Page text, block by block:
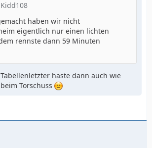
haben wir nicht
eigentlich nur einen lichten
rennste dann 59 Minuten
haste dann auch wie
Torschuss